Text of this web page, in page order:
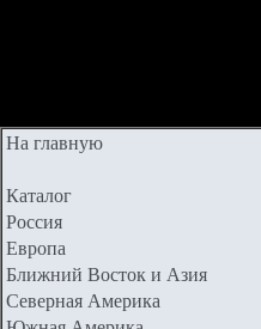
На главную
Каталог
Россия
Европа
Ближний Восток и Азия
Северная Америка